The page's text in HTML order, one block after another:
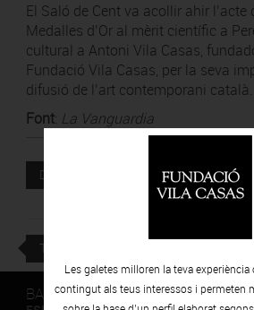
El Saló de Cent va acollir ahir l’acte
Medalles d’Or al mèrit científic a
cultural a Antoni Vila Casas,
Fundació Vila Casas, per la seva
difusió de l’art contemporani català.
Font: La Vanguardia
DESCARREGAR
TORNAR
BARCELONA
Les galetes milloren la teva experiència
contingut als teus interessos i permeten